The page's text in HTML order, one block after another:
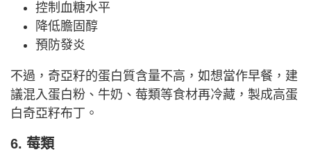
控制血糖水平
降低膽固醇
預防發炎
不過，奇亞籽的蛋白質含​​量不高，如想當作早餐，建
議混入蛋白粉、牛奶、莓類等食材再冷藏，製成高蛋
白奇亞籽布丁。
6. 莓類